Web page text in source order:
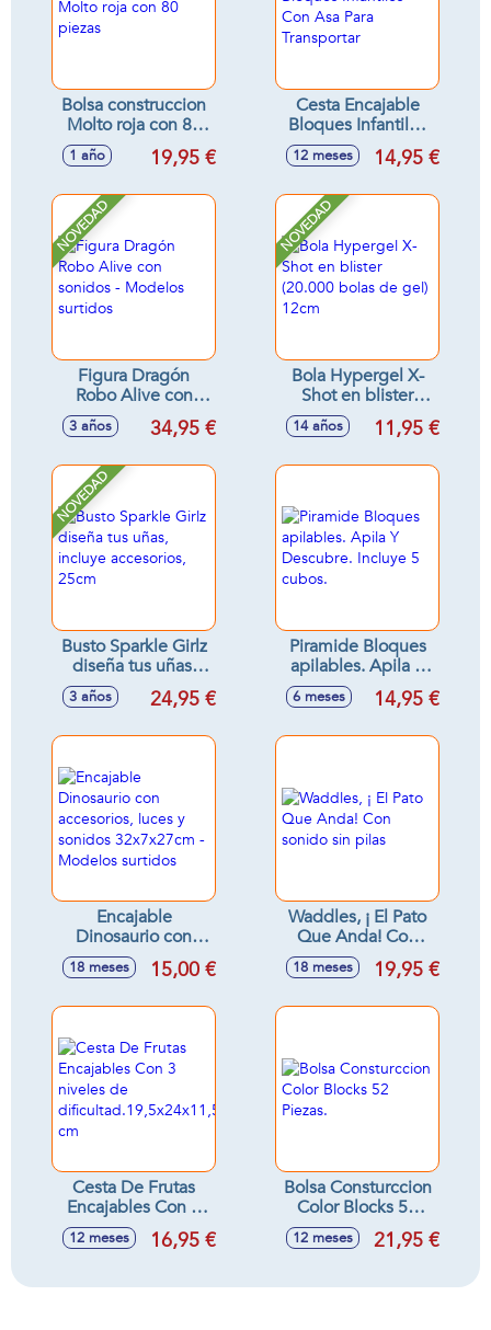
Bolsa construccion
Molto roja con 80
piezas
1 año 19,95 €
Cesta Encajable
Bloques Infantiles
Con Asa Para
Transportar
12 meses 14,95 €
NOVEDAD
Figura Dragón
Robo Alive con
sonidos - Modelos
surtidos
3 años 34,95 €
NOVEDAD
Bola Hypergel X-
Shot en blister
(20.000 bolas de
gel) 12cm
14 años 11,95 €
NOVEDAD
Busto Sparkle Girlz
diseña tus uñas,
incluye accesorios,
25cm
3 años 24,95 €
Piramide Bloques
apilables. Apila Y
Descubre. Incluye
5 cubos.
6 meses 14,95 €
Encajable
Dinosaurio con
accesorios, luces y
sonidos
18 meses 15,00 €
Waddles, ¡ El Pato
Que Anda! Con
sonido sin pilas
18 meses 19,95 €
Cesta De Frutas
Encajables Con 3
niveles de
dificultad.19,5x24x11,5
12 meses 16,95 €
Bolsa Consturccion
Color Blocks 52
Piezas.
12 meses 21,95 €